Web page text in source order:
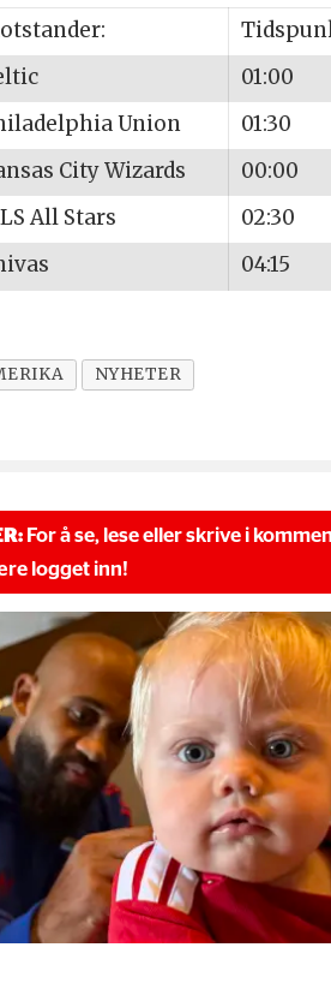
01:00
Union
01:30
City Wizards
00:00
All Stars
02:30
04:15
NYHETER
For å se, lese eller skrive i
logget inn!